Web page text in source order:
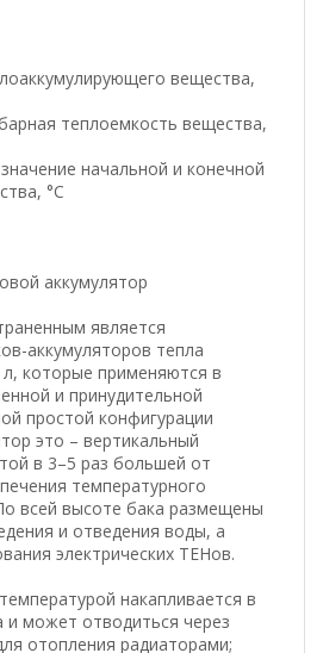
вещества,
теплоемкость вещества,
начальной и конечной
°C
аккумулятор
является
аккумуляторов тепла
которые применяются в
и принудительной
простой конфигурации
это – вертикальный
в 3–5 раз большей от
температурного
всей высоте бака размещены
и отведения воды, а
электрических ТЕНов.
накапливается в
и может отводиться через
отопления радиаторами;